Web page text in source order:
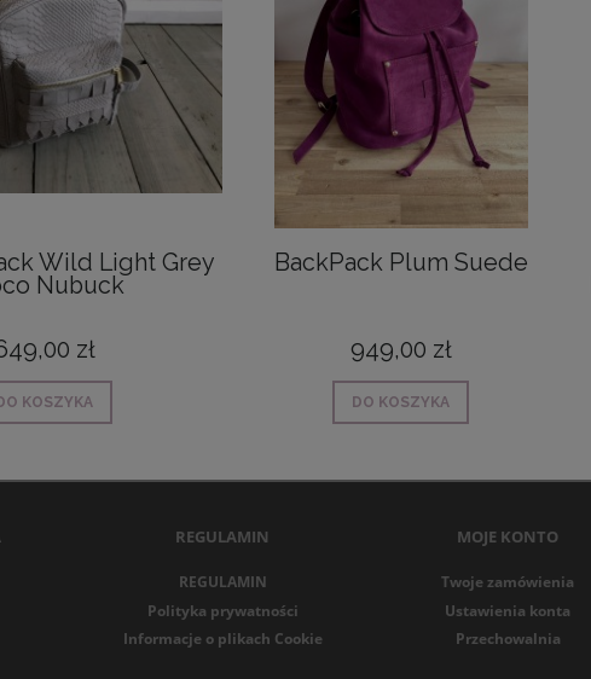
Wild Light Grey
Nubuck
zł
DO KOSZYKA
BackPack Plum Suede
949,00 zł
DO KOSZYKA
REGULAMIN
REGULAMIN
Polityka prywatności
Informacje o plikach Cookie
MOJE KONTO
Twoje zamówienia
Ustawienia konta
Przechowalnia